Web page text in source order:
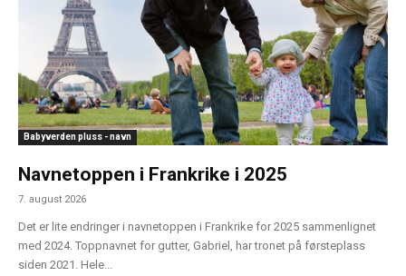
Babyverden pluss - navn
Navnetoppen i Frankrike i 2025
7. august 2026
Det er lite endringer i navnetoppen i Frankrike for 2025 sammenlignet
med 2024. Toppnavnet for gutter, Gabriel, har tronet på førsteplass
siden 2021. Hele...